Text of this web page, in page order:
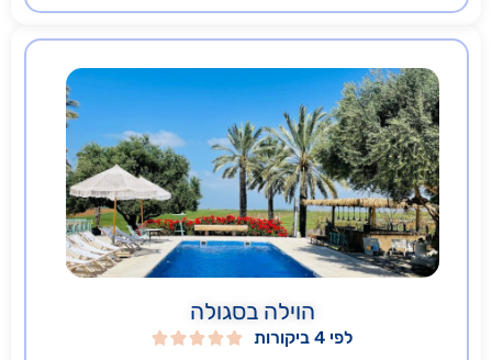
הוילה בסגולה
לפי 4 ביקורות 



